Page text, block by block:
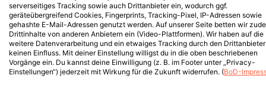
serverseitiges Tracking sowie auch Drittanbieter ein, wodurch ggf.
geräteübergreifend Cookies, Fingerprints, Tracking-Pixel, IP-Adressen sowie
gehashte E-Mail-Adressen genutzt werden. Auf unserer Seite betten wir
Drittinhalte von anderen Anbietern ein (Video-Plattformen). Wir haben auf die
weitere Datenverarbeitung und ein etwaiges Tracking durch den Drittanbieter
keinen Einfluss. Mit deiner Einstellung willigst du in die oben beschriebenen
Vorgänge ein. Du kannst deine Einwilligung (z. B. im Footer unter „Privacy-
Einstellungen“) jederzeit mit Wirkung für die Zukunft widerrufen. (BoD-